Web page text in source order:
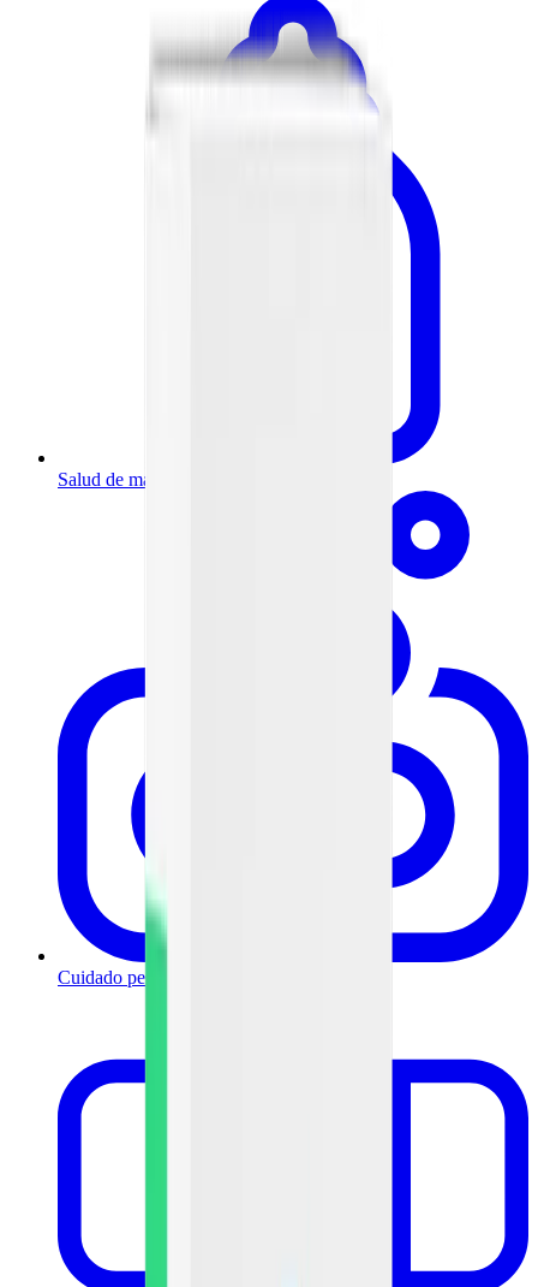
Salud de mamá y bebé
Cuidado personal